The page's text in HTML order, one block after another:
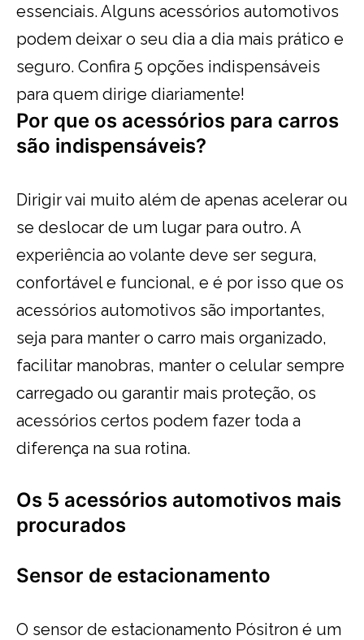
essenciais. Alguns acessórios automotivos
podem deixar o seu dia a dia mais prático e
seguro. Confira 5 opções indispensáveis
para quem dirige diariamente!
Por que os acessórios para carros
são indispensáveis?
Dirigir vai muito além de apenas acelerar ou
se deslocar de um lugar para outro. A
experiência ao volante deve ser segura,
confortável e funcional, e é por isso que os
acessórios automotivos são importantes,
seja para manter o carro mais organizado,
facilitar manobras, manter o celular sempre
carregado ou garantir mais proteção, os
acessórios certos podem fazer toda a
diferença na sua rotina.
Os 5 acessórios automotivos mais
procurados
Sensor de estacionamento
O sensor de estacionamento Pósitron é um